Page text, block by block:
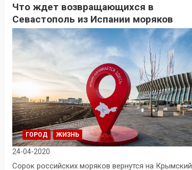
Что ждет возвращающихся в
Севастополь из Испании моряков
ГОРОД ЖИЗНЬ
24-04-2020
Сорок российских моряков вернутся на Крымский